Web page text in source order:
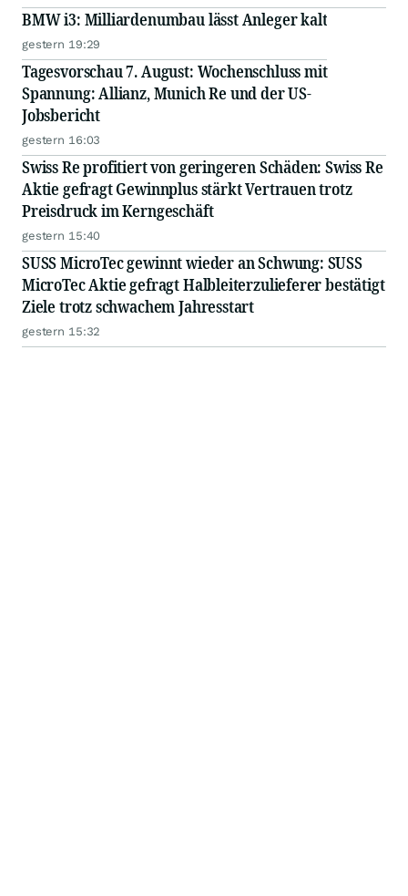
BMW i3: Milliardenumbau lässt Anleger kalt
gestern 19:29
Tagesvorschau 7. August: Wochenschluss mit
Spannung: Allianz, Munich Re und der US-
Jobsbericht
gestern 16:03
Swiss Re profitiert von geringeren Schäden: Swiss Re
Aktie gefragt Gewinnplus stärkt Vertrauen trotz
Preisdruck im Kerngeschäft
gestern 15:40
SUSS MicroTec gewinnt wieder an Schwung: SUSS
MicroTec Aktie gefragt Halbleiterzulieferer bestätigt
Ziele trotz schwachem Jahresstart
gestern 15:32